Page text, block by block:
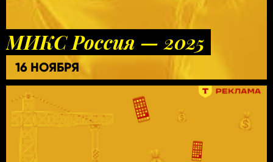
МИКС Россия — 2025
16 НОЯБРЯ